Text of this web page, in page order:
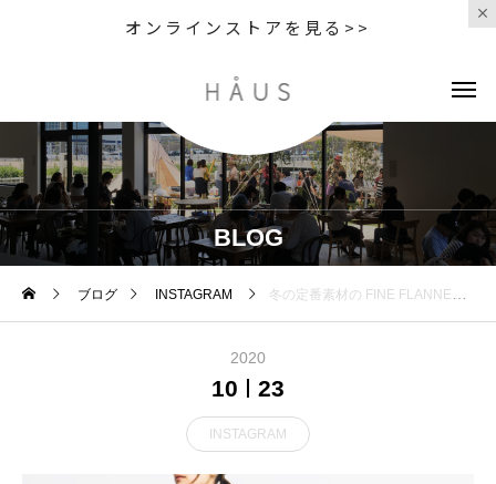
オンラインストアを見る>>
BLOG
ブログ INSTAGRAM 冬の定番素材の FINE FLANNEL カシミ
2020
10 23
INSTAGRAM